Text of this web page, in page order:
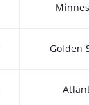
Golden